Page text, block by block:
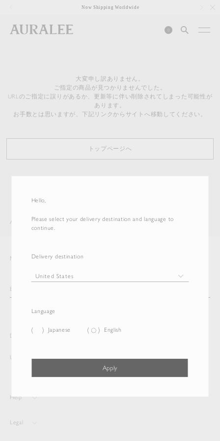
Hello,
Please select your delivery destination and language to
continue.
Delivery destination
Language
Japanese English
Apply
Now Shipping Worldwide
0
大変申し訳ありません。
ご指定の商品が見つかりませんでした。
URLのご指定に誤りがあるか、更新等に伴い削除されてしまった可能性が
あります。
お手数とは思いますが、下記リンクからサイトへ移動してください。
トップページへ
AURALEE ITEM
Newsletter
Delivery destination and Language
United States English
Help
Legal